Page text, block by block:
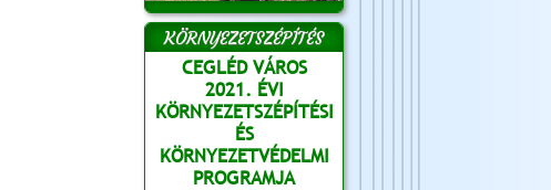
KÖRNYEZETSZÉPÍTÉS
CEGLÉD VÁROS
2021. ÉVI
KÖRNYEZETSZÉPÍTÉSI
ÉS
KÖRNYEZETVÉDELMI
PROGRAMJA